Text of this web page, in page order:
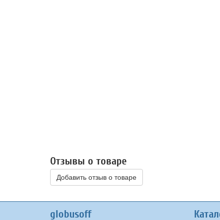
Отзывы о товаре
Добавить отзыв о товаре
globusoff